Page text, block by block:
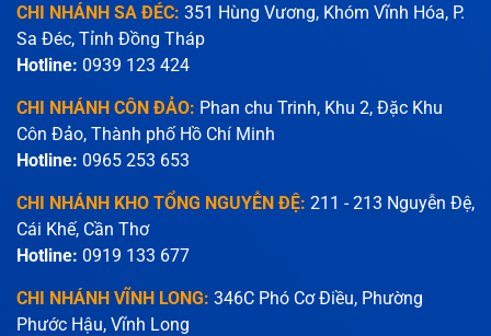
CHI NHÁNH SA ĐÉC: 351 Hùng Vương, Khóm Vĩnh Hóa, P.
Sa Đéc, Tỉnh Đồng Tháp
Hotline: 0939 123 424
CHI NHÁNH CÔN ĐẢO: Phan chu Trinh, Khu 2, Đặc Khu
Côn Đảo, Thành phố Hồ Chí Minh
Hotline: 0965 253 653
CHI NHÁNH KHO TỔNG NGUYỄN ĐỆ: 211 - 213 Nguyễn Đệ,
Cái Khế, Cần Thơ
Hotline: 0919 133 677
CHI NHÁNH VĨNH LONG: 346C Phó Cơ Điều, Phường
Phước Hậu, Vĩnh Long